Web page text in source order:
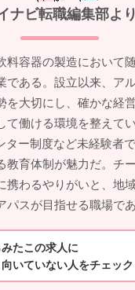
ナビ転職編集部より
料容器の製造において
である。設立以来、ア
を大切にし、確かな経
て働ける環境を整えて
ター制度など未経験者
教育体制が魅力だ。チ
携わるやりがいと、地
パスが目指せる職場であ
たこの求人に
いていない人をチェック